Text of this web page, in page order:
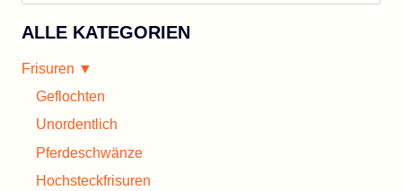
PONY
ALLE KATEGORIEN
Frisuren ▼
Geflochten
Unordentlich
Pferdeschwänze
Hochsteckfrisuren